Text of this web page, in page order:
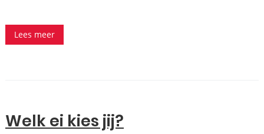
Lees meer
Welk ei kies jij?